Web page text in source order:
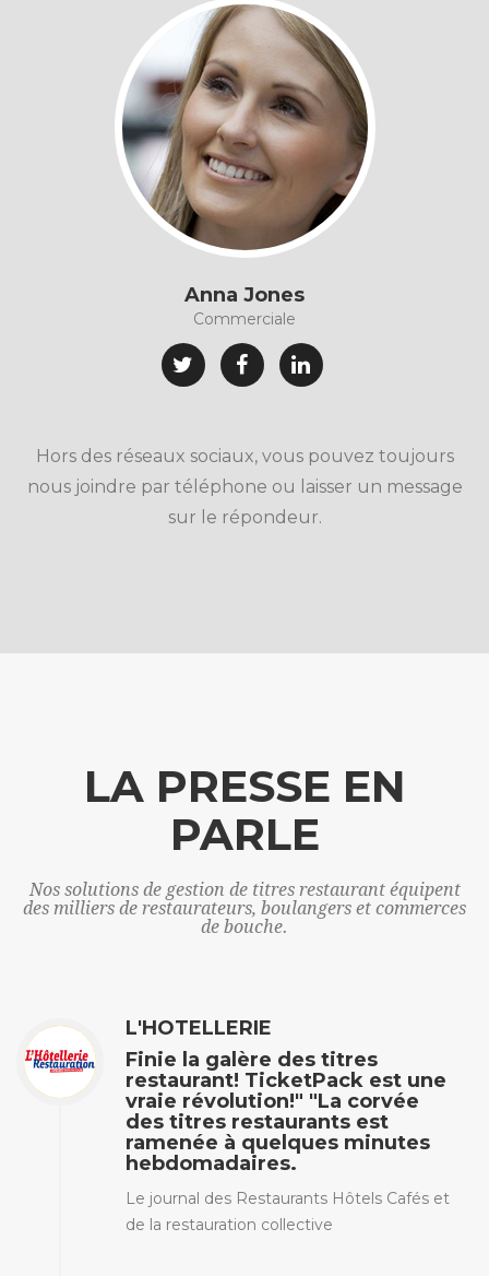
Anna Jones
Commerciale
Hors des réseaux sociaux, vous pouvez toujours
nous joindre par téléphone ou laisser un message
sur le répondeur.
LA PRESSE EN
PARLE
Nos solutions de gestion de titres restaurant équipent
des milliers de restaurateurs, boulangers et commerces
de bouche.
L'HOTELLERIE
Finie la galère des titres
restaurant! TicketPack est une
vraie révolution!" "La corvée
des titres restaurants est
ramenée à quelques minutes
hebdomadaires.
Le journal des Restaurants Hôtels Cafés et
de la restauration collective